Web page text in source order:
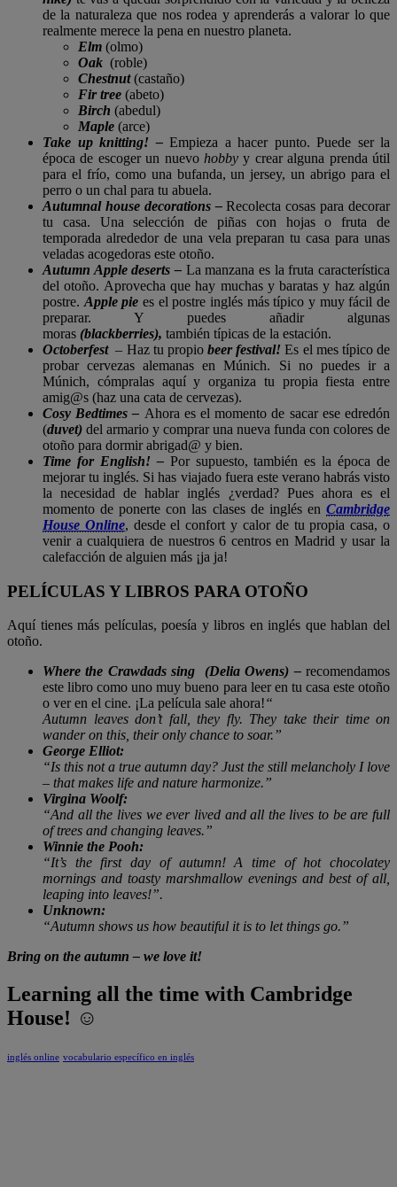
de la naturaleza que nos rodea y aprenderás a valorar lo que
realmente merece la pena en nuestro planeta.
Elm (olmo)
Oak (roble)
Chestnut(castaño)
Fir tree (abeto)
Birch (abedul)
Maple (arce)
Take up knitting! – Empieza a hacer punto. Puede ser la
época de escoger un nuevo hobbyy crear alguna prenda útil
para el frío, como una bufanda, un jersey, un abrigo para el
perro o un chal para tu abuela.
Autumnal house decorations –Recolecta cosas para decorar
tu casa. Una selección de piñas con hojas o fruta de
temporada alrededor de una vela preparan tu casa para unas
veladas acogedoras este otoño.
Autumn Apple deserts – La manzana es la fruta característica
del otoño. Aprovecha que hay muchas y baratas y haz algún
postre. Apple pie es el postre inglés más típico y muy fácil de
preparar. Y puedes añadir algunas
moras (blackberries), también típicas de la estación.
Octoberfest – Haz tu propiobeer festival!Es el mes típico de
probar cervezas alemanas en Múnich. Si no puedes ir a
Múnich, cómpralas aquí y organiza tu propia fiesta entre
amig@s (haz una cata de cervezas).
Cosy Bedtimes – Ahora es el momento de sacar ese edredón
(duvet) del armario y comprar una nueva funda con colores de
otoño para dormir abrigad@ y bien.
Time for English! – Por supuesto, también es la época de
mejorar tu inglés. Si has viajado fuera este verano habrás visto
la necesidad de hablar inglés ¿verdad? Pues ahora es el
momento de ponerte con las clases de inglés en Cambridge
House Online, desde el confort y calor de tu propia casa, o
venir a cualquiera de nuestros 6 centros en Madrid y usar la
calefacción de alguien más ¡ja ja!
PELÍCULAS Y LIBROS PARA OTOÑO
Aquí tienes más películas, poesía y libros en inglés que hablan del
otoño.
Where the Crawdads sing (Delia Owens) – recomendamos
este libro como uno muy bueno para leer en tu casa este otoño
o ver en el cine. ¡La película sale ahora!“
Autumn leaves don’t fall, they fly. They take their time on
wander on this, their only chance to soar.”
George Elliot:
“Is this not a true autumn day? Just the still melancholy I love
– that makes life and nature harmonize.”
Virgina Woolf:
“And all the lives we ever lived and all the lives to be are full
of trees and changing leaves.”
Winnie the Pooh:
“It’s the first day of autumn! A time of hot chocolatey
mornings and toasty marshmallow evenings and best of all,
leaping into leaves!”.
Unknown:
“Autumn shows us how beautiful it is to let things go.”
Bring on the autumn – we love it!
Learning all the time with Cambridge
House! ☺
inglés online vocabulario específico en inglés